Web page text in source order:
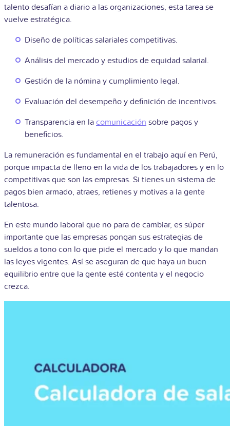
talento desafían a diario a las organizaciones, esta tarea se
vuelve estratégica.
Diseño de políticas salariales competitivas.
Análisis del mercado y estudios de equidad salarial.
Gestión de la nómina y cumplimiento legal.
Evaluación del desempeño y definición de incentivos.
Transparencia en la comunicación sobre pagos y
beneficios.
La remuneración es fundamental en el trabajo aquí en Perú,
porque impacta de lleno en la vida de los trabajadores y en lo
competitivas que son las empresas. Si tienes un sistema de
pagos bien armado, atraes, retienes y motivas a la gente
talentosa.
En este mundo laboral que no para de cambiar, es súper
importante que las empresas pongan sus estrategias de
sueldos a tono con lo que pide el mercado y lo que mandan
las leyes vigentes. Así se aseguran de que haya un buen
equilibrio entre que la gente esté contenta y el negocio
crezca.